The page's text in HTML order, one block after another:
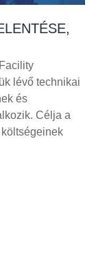
lévő technikai
és
Célja a